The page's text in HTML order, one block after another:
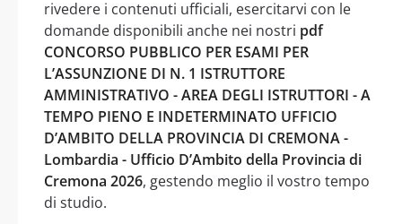
rivedere i contenuti ufficiali, esercitarvi con le
domande disponibili anche nei nostri pdf
CONCORSO PUBBLICO PER ESAMI PER
L’ASSUNZIONE DI N. 1 ISTRUTTORE
AMMINISTRATIVO - AREA DEGLI ISTRUTTORI - A
TEMPO PIENO E INDETERMINATO UFFICIO
D’AMBITO DELLA PROVINCIA DI CREMONA -
Lombardia - Ufficio D’Ambito della Provincia di
Cremona 2026, gestendo meglio il vostro tempo
di studio.